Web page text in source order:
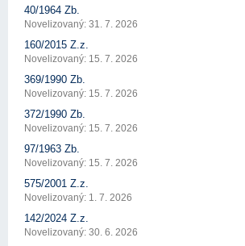
40/1964 Zb.
Novelizovaný: 31. 7. 2026
160/2015 Z.z.
Novelizovaný: 15. 7. 2026
369/1990 Zb.
Novelizovaný: 15. 7. 2026
372/1990 Zb.
Novelizovaný: 15. 7. 2026
97/1963 Zb.
Novelizovaný: 15. 7. 2026
575/2001 Z.z.
Novelizovaný: 1. 7. 2026
142/2024 Z.z.
Novelizovaný: 30. 6. 2026